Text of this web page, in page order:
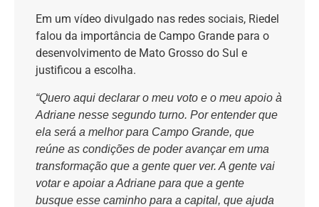
Em um vídeo divulgado nas redes sociais, Riedel
falou da importância de Campo Grande para o
desenvolvimento de Mato Grosso do Sul e
justificou a escolha.
“Quero aqui declarar o meu voto e o meu apoio à
Adriane nesse segundo turno. Por entender que
ela será a melhor para Campo Grande, que
reúne as condições de poder avançar em uma
transformação que a gente quer ver. A gente vai
votar e apoiar a Adriane para que a gente
busque esse caminho para a capital, que ajuda